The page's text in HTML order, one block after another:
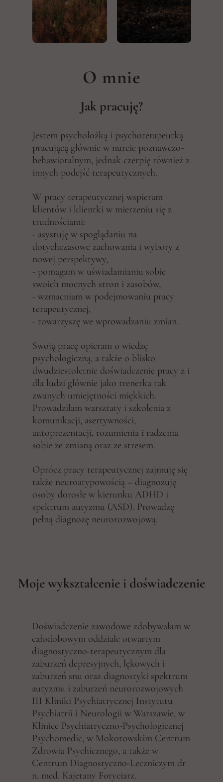
O mnie
Jak pracuję?
Jestem psycholożką i psychoterapeutką
pracującą głównie w nurcie poznawczo-
behawioralnym, jednak czerpię również z
innych podejść terapeutycznych.
W pracy terapeutycznej wspieram
klientów i klientki w mierzeniu się z
trudnościami:
- asystuję w spoglądaniu na
dotychczasowe zachowania i wybory z
nowej perspektywy,
- pomagam w uświadamianiu sobie
swoich mocnych stron i zasobów,
- wzmacniam w podejmowaniu pracy
terapeutycznej,
- towarzyszę we wprowadzaniu zmian.
Swoją pracę opieram o wiedzę
psychologiczną, a także o blisko
dwudziestoletnie doświadczenie pracy z i
dla ludzi głównie jako trenerka tak
zwanych umiejętności miękkich.
Prowadziłam warsztaty i szkolenia z
komunikacji, asertywności,
autoprezentacji, rozumienia i radzenia
sobie ze zmianą oraz ze stresem.
Oprócz pracy terapeutycznej zajmuję się
także neuroatypowością – diagnozuję
osoby dorosłe w kierunku ADHD i
spektrum autyzmu (ASD). Prowadzę
pełną diagnozę neurorozwojową.
Moje wykształcenie i doświadczenie
Doświadczenie zawodowe zdobywałam w
całodobowym oddziale otwartym
diagnostyczno-terapeutycznym dla
zaburzeń depresyjnych, lękowych i
zaburzeń snu oraz diagnostyki spektrum
autyzmu i zaburzeń neurorozwojowych
III Kliniki Psychiatrycznej Instytutu
Psychiatrii i Neurologii w Warszawie, w
Klinice Psychiatryczno-Psychologicznej
Psychomedic, w Mokotowskim Centrum
Zdrowia Psychicznego, a także w
Centrum Diagnostyczno-Leczniczym dr
n. med. Kajetany Foryciarz.